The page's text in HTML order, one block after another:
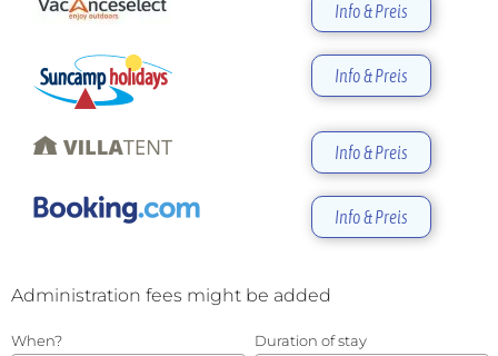
Info & Preis
Info & Preis
Info & Preis
Info & Preis